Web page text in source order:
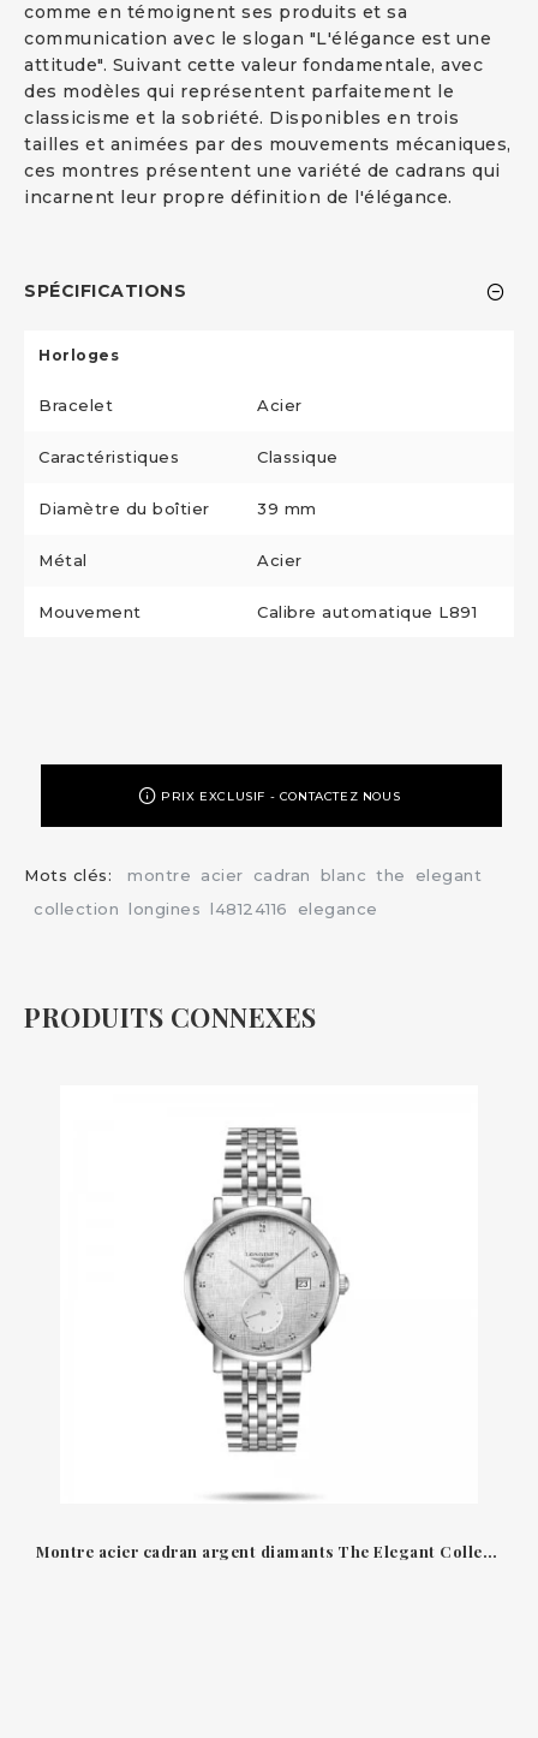
comme en témoignent ses produits et sa
communication avec le slogan "L'élégance est une
attitude". Suivant cette valeur fondamentale, avec
des modèles qui représentent parfaitement le
classicisme et la sobriété. Disponibles en trois
tailles et animées par des mouvements mécaniques,
ces montres présentent une variété de cadrans qui
incarnent leur propre définition de l'élégance.
SPÉCIFICATIONS
Horloges
Bracelet Acier
Caractéristiques Classique
Diamètre du boîtier 39 mm
Métal Acier
Mouvement Calibre automatique L891
PRIX EXCLUSIF - CONTACTEZ NOUS
Mots clés: montre acier cadran blanc the
elegant
collection longines l48124116 elegance
PRODUITS CONNEXES
Montre acier cadran argent diamants The Elegant Collection Longines